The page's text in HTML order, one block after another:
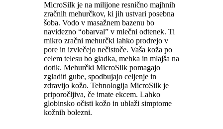
MicroSilk je na milijone resnično majhnih
zračnih mehurčkov, ki jih ustvari posebna
šoba. Vodo v masažnem bazenu bo
navidezno “obarval” v mlečni odtenek. Ti
mikro zračni mehurčki lahko prodrejo v
pore in izvlečejo nečistoče. Vaša koža po
celem telesu bo gladka, mehka in mlajša na
dotik. Mehurčki MicroSilk pomagajo
zgladiti gube, spodbujajo celjenje in
zdravijo kožo. Tehnologija MicroSilk je
priporočljiva, če imate ekcem. Lahko
globinsko očisti kožo in ublaži simptome
kožnih bolezni.